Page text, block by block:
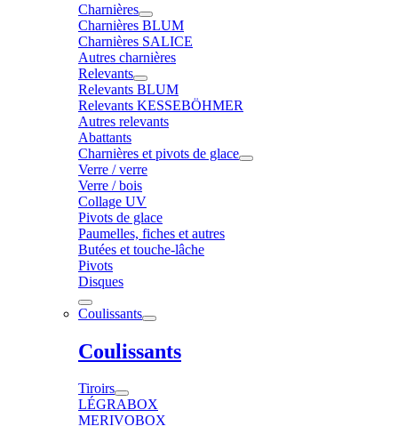
Charnières
Charnières BLUM
Charnières SALICE
Autres charnières
Relevants
Relevants BLUM
Relevants KESSEBÖHMER
Autres relevants
Abattants
Charnières et pivots de glace
Verre / verre
Verre / bois
Collage UV
Pivots de glace
Paumelles, fiches et autres
Butées et touche-lâche
Pivots
Disques
Coulissants
Coulissants
Tiroirs
LÉGRABOX
MERIVOBOX